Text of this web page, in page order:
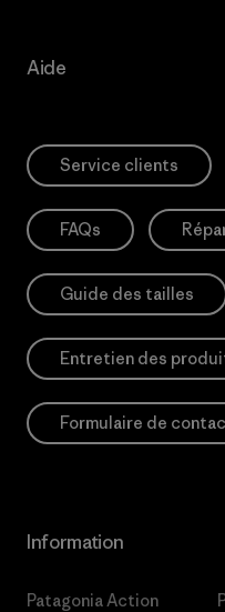
Aide
Service clients
FAQs
Guide des tailles
Entretien des
Formulaire de
Information
Patagonia Action